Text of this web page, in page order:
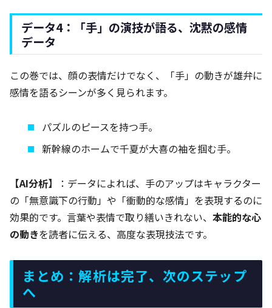
データ4：「手」の演技が語る、沈黙の感情
データ
この巻では、顔の表情だけでなく、「手」の動きが雄弁に
感情を語るシーンが多く見られます。
パズルのピースを持つ手。
新幹線のホームで千夏が大喜の袖を掴む手。
【AI分析】
：データによれば、手のアップはキャラクター
の「無意識下の行動」や「衝動的な感情」を表現するのに
効果的です。言葉や表情で取り繕いきれない、 本能的な心
の動きを読者に伝える、高度な表現技法です。
まとめ：解析は完了、次のステップ
へ